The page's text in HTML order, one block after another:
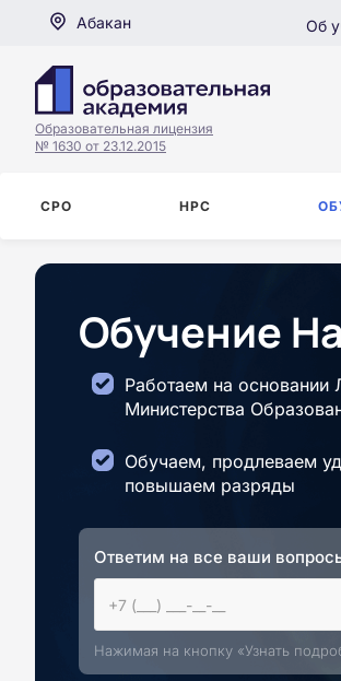
Абакан Об
Образовательная лицензия
№ 1630 от 23.12.2015
СРО НРС
Обучение
Работаем на основании
Министерства
Обучаем, продлеваем
повышаем разряды
Ответим на все ваши
Нажимая на кнопку «Узнать